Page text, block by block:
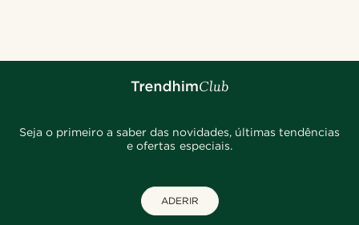
Seja o primeiro a saber das novidades, últimas tendências
e ofertas especiais.
ADERIR